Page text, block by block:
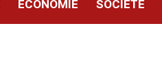
ECONOMIE SOCIETE